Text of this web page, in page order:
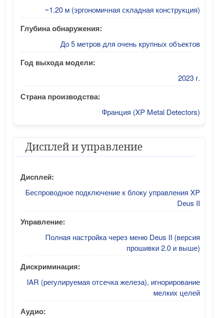
~1.20 м (эргономичная складная конструкция)
Глубина обнаружения:
До 5 метров для очень крупных объектов
Год выхода модели:
2023 г.
Страна производства:
Франция (XP Metal Detectors)
Дисплей и управление
Дисплей:
Беспроводное подключение к блоку управления XP
Deus II
Управление:
Полная настройка через меню Deus II (версия
прошивки 2.0 и выше)
Дискриминация:
IAR (регулируемая отсечка железа), игнорирование
мелких целей
Аудио: